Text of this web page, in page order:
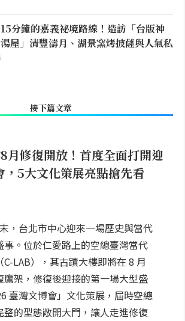
分鐘的嘉義祕境路線！造訪「台版神
屋」清豐濤月、湖景窯烤披薩與人氣私
接下篇文章
月修復開放！首度全面打開迎
5大文化策展亮點搶先看
，台北市中心迎來一場歷史與當代
事。位於仁愛路上的空總臺灣當代
LAB），其古蹟大樓即將在 8 月
鷹架，修復後迎接的第一場大型盛
臺灣文博會」文化策展，屆時空總
整的型態敞開大門，讓人走進修復